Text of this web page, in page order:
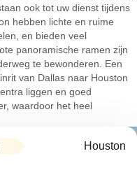
ook tot uw dienst tijdens
hebben lichte en ruime
en bieden veel
panoramische ramen zijn
te bewonderen. Een
van Dallas naar Houston
liggen en goed
waardoor het heel
Houston